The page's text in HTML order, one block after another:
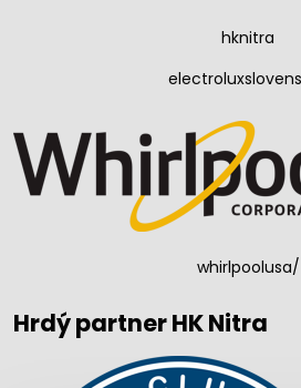
hknitra
whirlpoolusa/
Hrdý partner HK Nitra